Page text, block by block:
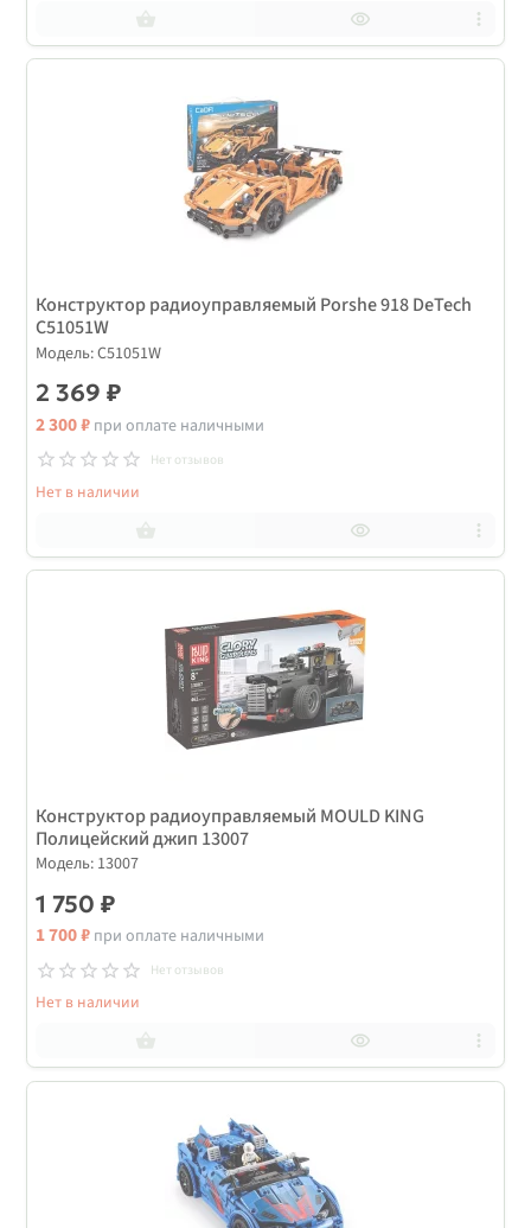
Конструктор радиоуправляемый Porshe 918 DeTech
C51051W
Модель: C51051W
2 369 ₽
2 300 ₽ при оплате наличными
Нет отзывов
Нет в наличии
Конструктор радиоуправляемый MOULD KING
Полицейский джип 13007
Модель: 13007
1 750 ₽
1 700 ₽ при оплате наличными
Нет отзывов
Нет в наличии